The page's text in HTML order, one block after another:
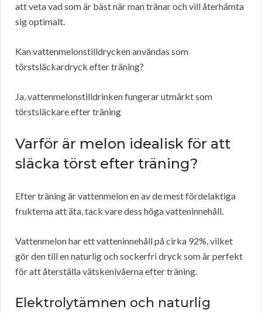
att veta vad som är bäst när man tränar och vill återhämta
sig optimalt.
Kan vattenmelonstilldrycken användas som
törstsläckardryck efter träning?
Ja, vattenmelonstilldrinken fungerar utmärkt som
törstsläckare efter träning
Varför är melon idealisk för att
släcka törst efter träning?
Efter träning är vattenmelon en av de mest fördelaktiga
frukterna att äta, tack vare dess höga vatteninnehåll.
Vattenmelon har ett vatteninnehåll på cirka 92%, vilket
gör den till en naturlig och sockerfri dryck som är perfekt
för att återställa vätskenivåerna efter träning.
Elektrolytämnen och naturlig